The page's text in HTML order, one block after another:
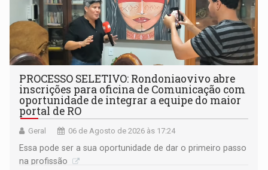
PROCESSO SELETIVO: Rondoniaovivo abre
inscrições para oficina de Comunicação com
oportunidade de integrar a equipe do maior
portal de RO
Geral 06 de Agosto de 2026 às 17:24
Essa pode ser a sua oportunidade de dar o primeiro passo
na profissão